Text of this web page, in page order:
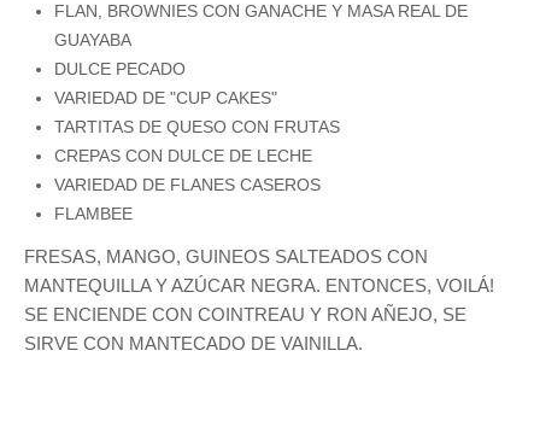
FLAN, BROWNIES CON GANACHE Y MASA REAL DE
GUAYABA
DULCE PECADO
VARIEDAD DE "CUP CAKES"
TARTITAS DE QUESO CON FRUTAS
CREPAS CON DULCE DE LECHE
VARIEDAD DE FLANES CASEROS
FLAMBEE
FRESAS, MANGO, GUINEOS SALTEADOS CON
MANTEQUILLA Y AZÚCAR NEGRA. ENTONCES, VOILÁ!
SE ENCIENDE CON COINTREAU Y RON AÑEJO, SE
SIRVE CON MANTECADO DE VAINILLA.